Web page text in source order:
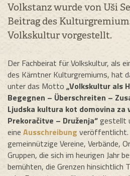
Volkstanz wurde von Uši
Beitrag des
Volkskultur vorgestellt.
Der Fachbeirat für Volkskultur, als
des Kärntner Kulturgremiums, hat
unter das Motto „Volkskultur als
Begegnen – Überschreiten –
Ljudska kultura kot domovina za
Prekoračitve – Druženja“gestellt
eine Ausschreibung veröffentlicht.
gemeinnützige Vereine, Verbände,
Gruppen, die sich im heurigen Jahr
bemühten, die Grenzen hinsichtlich